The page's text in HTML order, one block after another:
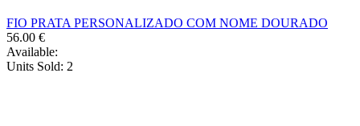
FIO PRATA PERSONALIZADO COM NOME DOURADO
56.00 €
Available:
Units Sold: 2